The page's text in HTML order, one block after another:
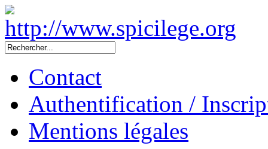
Contact
Authentification /
Mentions légales